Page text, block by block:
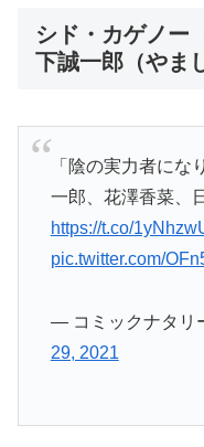
シド・カゲノ
下誠一郎（やま
「陰の実力者にな
一郎、花澤香菜、
https://t.co/
pic.twitter.com/
— コミックナタリ
29, 2021